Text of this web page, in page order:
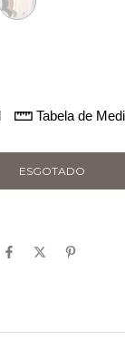
Tabela de